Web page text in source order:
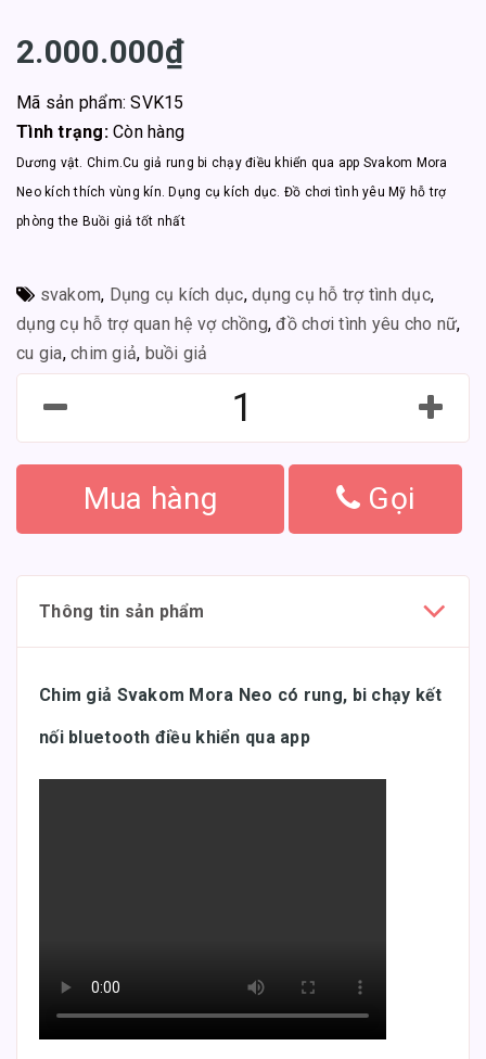
2.000.000₫
Mã sản phẩm: SVK15
Tình trạng: Còn hàng
Dương vật. Chim.Cu giả rung bi chạy điều khiển qua app Svakom Mora
Neo kích thích vùng kín. Dụng cụ kích dục. Đồ chơi tình yêu Mỹ hỗ trợ
phòng the Buồi giả tốt nhất
svakom, Dụng cụ kích dục, dụng cụ hỗ trợ tình dục,
dụng cụ hỗ trợ quan hệ vợ chồng,đồ chơi tình yêu cho nữ,
cu gia, chim giả, buồi giả
Mua hàng Gọi
Thông tin sản phẩm
Chim giả Svakom Mora Neo có rung, bi chạy kết
nối bluetooth điều khiển qua app